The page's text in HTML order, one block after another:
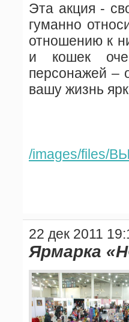
Эта акция -
гуманно
отношению к
и кошек
персонажей –
вашу жизнь
/images/files/
22 дек 2011
Ярмарка